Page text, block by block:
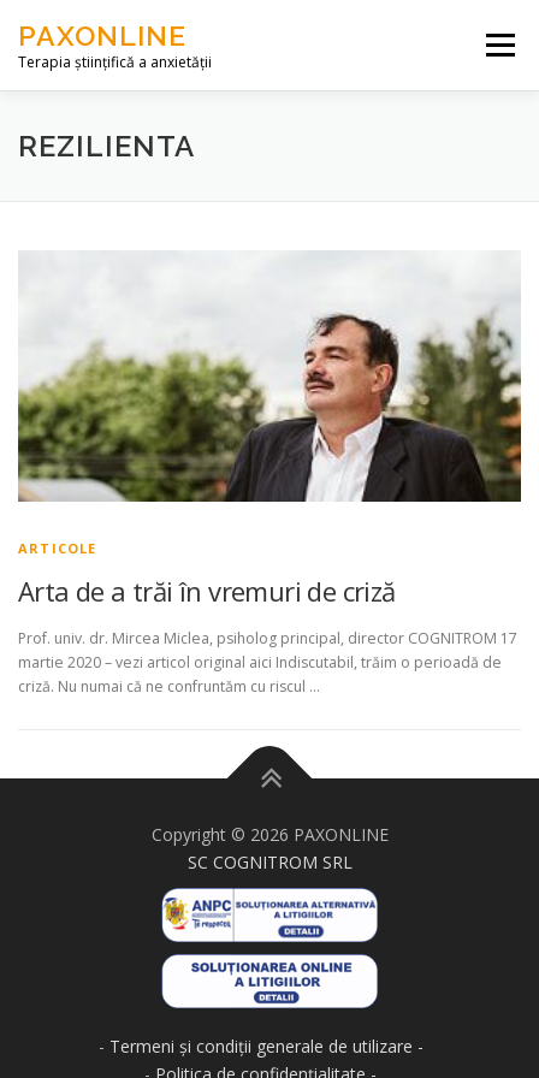
PAXONLINE
Terapia științifică a anxietății
Menu
DESPRE NOI SERVICII
REZILIENTA
ARTICOLE
Arta de a trăi în vremuri de criză
Prof. univ. dr. Mircea Miclea, psiholog principal, director COGNITROM 17
martie 2020 – vezi articol original aici Indiscutabil, trăim o perioadă de
criză. Nu numai că ne confruntăm cu riscul …
Copyright © 2026 PAXONLINE
SC COGNITROM SRL
- Termeni și condiții generale de utilizare
- Politica de confidențialitate